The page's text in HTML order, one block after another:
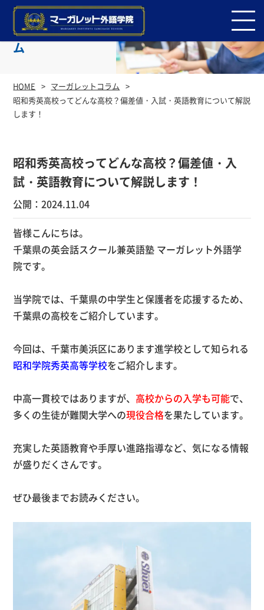
マーガレットコラ
ム
HOME
マーガレットコラム
昭和秀英高校ってどんな高校？偏差値・入試・英語教育について解説
します！
昭和秀英高校ってどんな高校？偏差値・入
試・英語教育について解説します！
公開：2024.11.04
皆様こんにちは。
千葉県の英会話スクール兼英語塾 マーガレット外語学
院です。
当学院では、千葉県の中学生と保護者を応援するため、
千葉県の高校をご紹介しています。
今回は、千葉市美浜区にあります進学校として知られる
昭和学院秀英高等学校をご紹介します。
中高一貫校ではありますが、 高校からの入学も可能で、
多くの生徒が難関大学への現役合格を果たしています。
充実した英語教育や手厚い進路指導など、気になる情報
が盛りだくさんです。
ぜひ最後までお読みください。